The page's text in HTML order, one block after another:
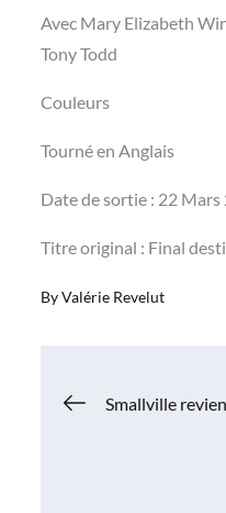
Avec Mary Elizabeth
Tony Todd
Couleurs
Tourné en Anglais
Date de sortie : 22 Mars
Titre original : Final
ByValérie Revelut
Smallville